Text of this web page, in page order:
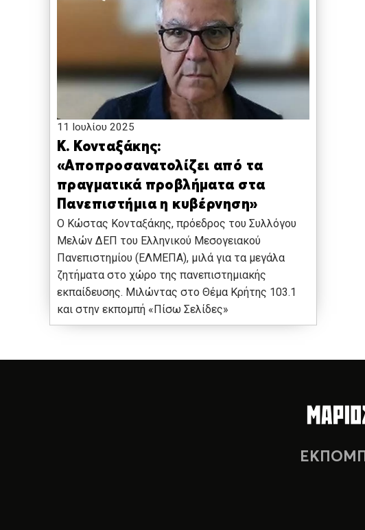
11 Ιουλίου 2025
Κ. Κονταξάκης:
«Αποπροσανατολίζει από τα
πραγματικά προβλήματα στα
Πανεπιστήμια η κυβέρνηση»
Ο Κώστας Κονταξάκης, πρόεδρος του Συλλόγου
Μελών ΔΕΠ του Ελληνικού Μεσογειακού
Πανεπιστημίου (ΕΛΜΕΠΑ), μιλά για τα μεγάλα
ζητήματα στο χώρο της πανεπιστημιακής
εκπαίδευσης. Μιλώντας στο Θέμα Κρήτης 103.1
και στην εκπομπή «Πίσω Σελίδες»